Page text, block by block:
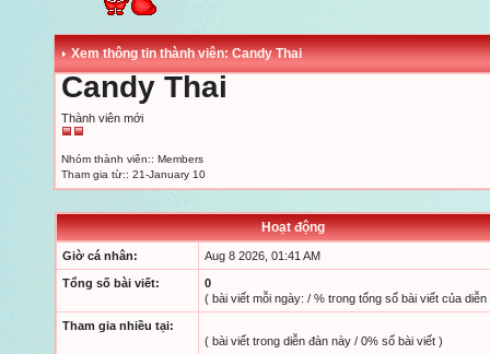
Xem thông tin thành viên: Candy Thai
Candy Thai
Thành viên mới
Nhóm thành viên:: Members
Tham gia từ:: 21-January 10
Hoạt động
Giờ cá nhân: Aug 8 2026, 01:41 AM
Tổng số bài viết:
0
( bài viết mỗi ngày: / % trong tổng số bài viết của diễn
Tham gia nhiều tại:
( bài viết trong diễn đàn này / 0% số bài viết )